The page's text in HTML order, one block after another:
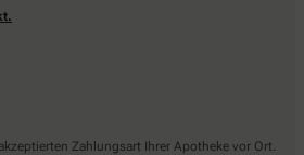
Zahlungsart Ihrer Apotheke vor Ort.